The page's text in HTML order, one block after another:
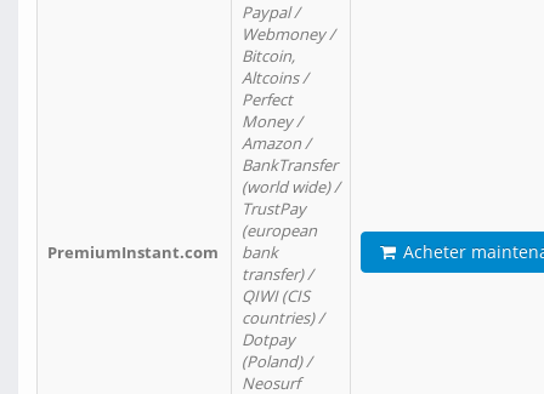
PremiumInstant.com
Paypal /
Webmoney /
Bitcoin,
Altcoins /
Perfect
Money /
Amazon /
BankTransfer
(world wide) /
TrustPay
(european
bank
transfer) /
QIWI (CIS
countries) /
Dotpay
(Poland) /
Neosurf
Acheter